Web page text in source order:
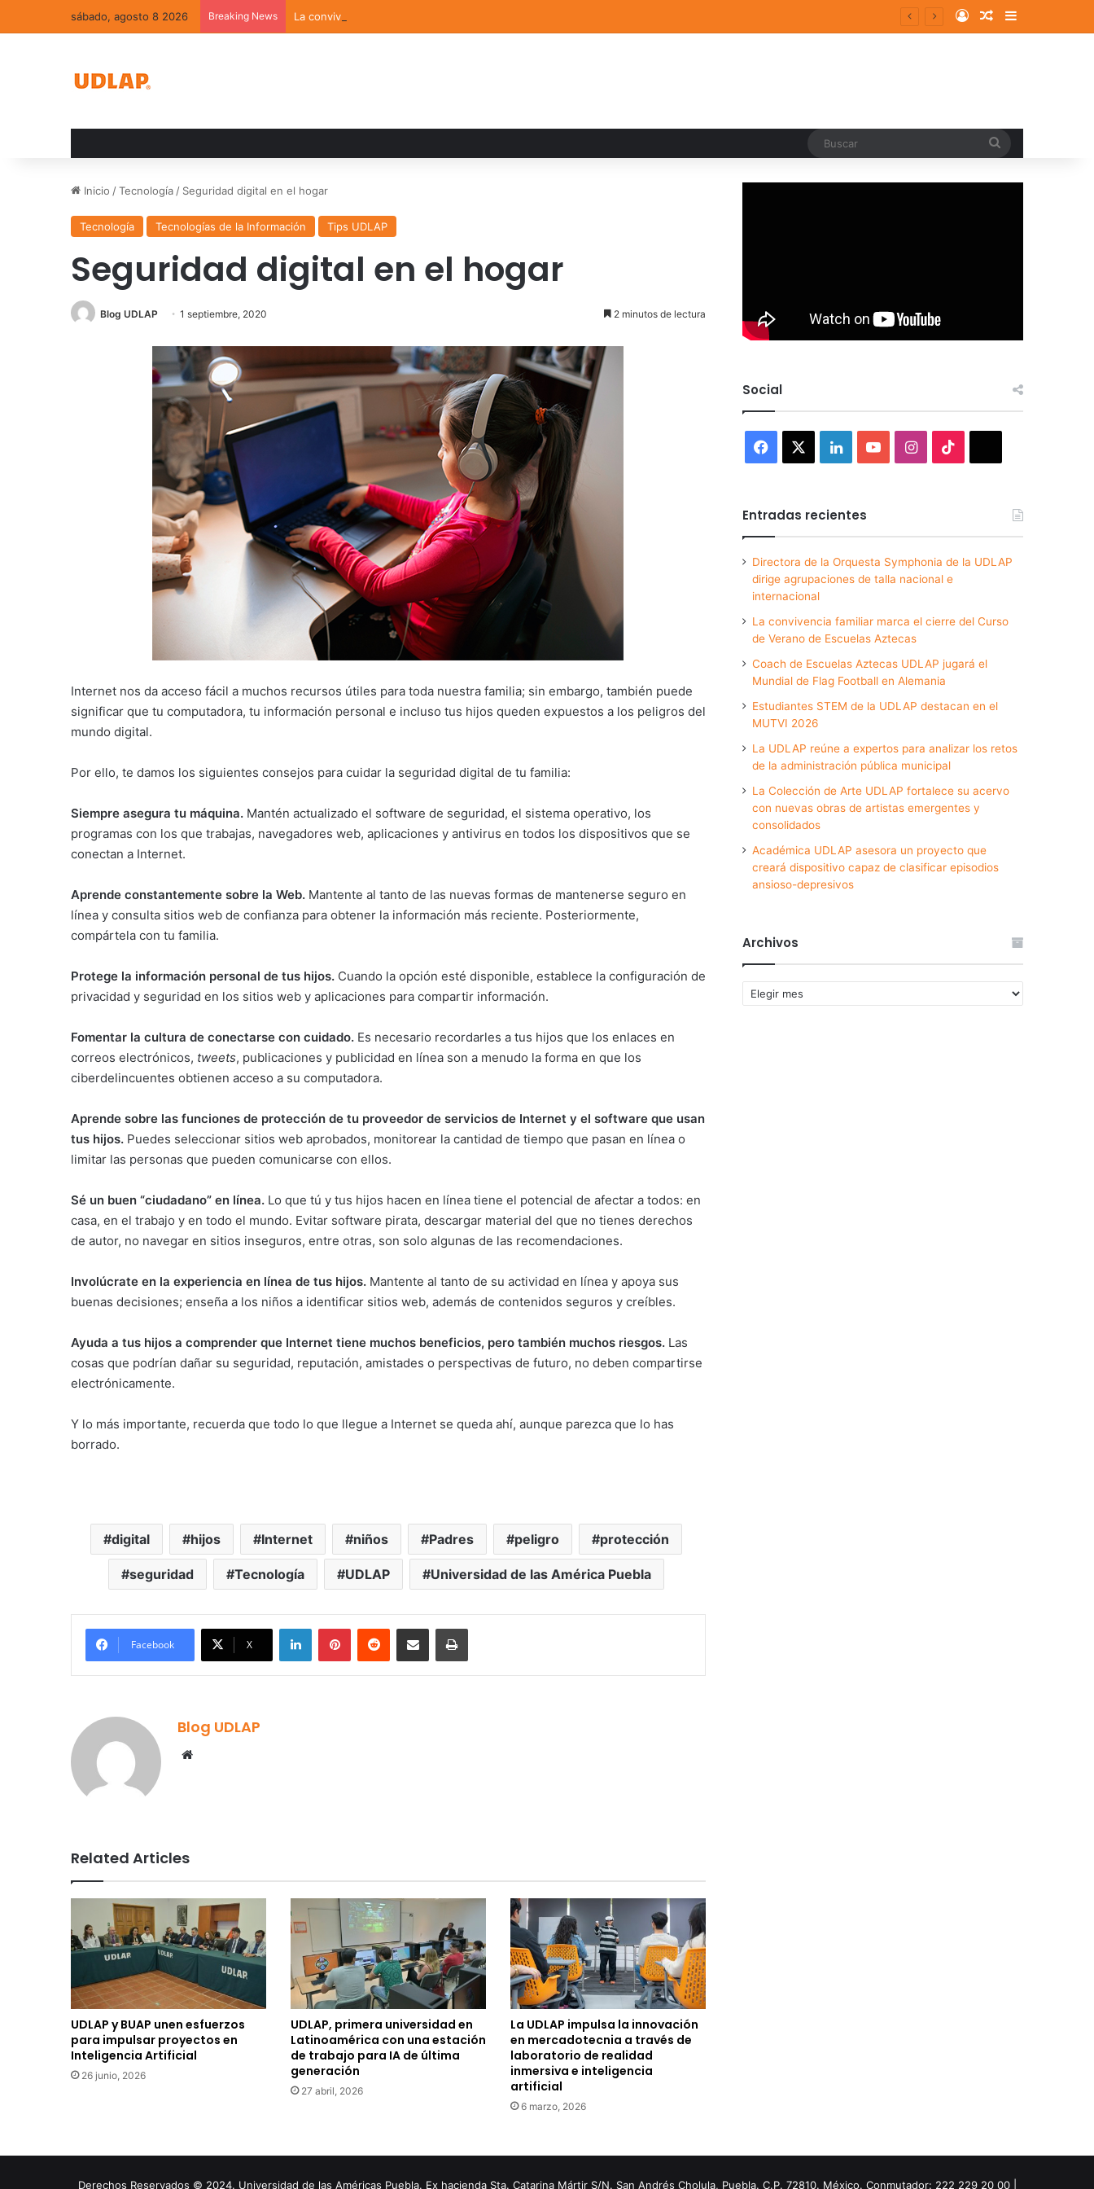
sábado, agosto 8 2026 Breaking News La convivencia familiar marca el cierre del Curso de Verano de Escuelas Aztecas Log InRandom Article
Sidebar
Inicio /Tecnología / Seguridad digital en el hogar
Tecnología Tecnologías de la Información Tips UDLAP
Seguridad digital en el hogar
Blog UDLAP 1 septiembre, 2020 2 minutos de lectura
Internet nos da acceso fácil a muchos recursos útiles para toda nuestra familia; sin embargo, también puede
significar que tu computadora, tu información personal e incluso tus hijos queden expuestos a los peligros del
mundo digital.
Por ello, te damos los siguientes consejos para cuidar la seguridad digital de tu familia:
Siempre asegura tu máquina. Mantén actualizado el software de seguridad, el sistema operativo, los
programas con los que trabajas, navegadores web, aplicaciones y antivirus en todos los dispositivos que se
conectan a Internet.
Aprende constantemente sobre la Web. Mantente al tanto de las nuevas formas de mantenerse seguro en
línea y consulta sitios web de confianza para obtener la información más reciente. Posteriormente,
compártela con tu familia.
Protege la información personal de tus hijos. Cuando la opción esté disponible, establece la configuración de
privacidad y seguridad en los sitios web y aplicaciones para compartir información.
Fomentar la cultura de conectarse con cuidado. Es necesario recordarles a tus hijos que los enlaces en
correos electrónicos, tweets, publicaciones y publicidad en línea son a menudo la forma en que los
ciberdelincuentes obtienen acceso a su computadora.
Aprende sobre las funciones de protección de tu proveedor de servicios de Internet y el software que usan
tus hijos. Puedes seleccionar sitios web aprobados, monitorear la cantidad de tiempo que pasan en línea o
limitar las personas que pueden comunicarse con ellos.
Sé un buen “ciudadano” en línea. Lo que tú y tus hijos hacen en línea tiene el potencial de afectar a todos: en
casa, en el trabajo y en todo el mundo. Evitar software pirata, descargar material del que no tienes derechos
de autor, no navegar en sitios inseguros, entre otras, son solo algunas de las recomendaciones.
Involúcrate en la experiencia en línea de tus hijos. Mantente al tanto de su actividad en línea y apoya sus
buenas decisiones; enseña a los niños a identificar sitios web, además de contenidos seguros y creíbles.
Ayuda a tus hijos a comprender que Internet tiene muchos beneficios, pero también muchos riesgos. Las
cosas que podrían dañar su seguridad, reputación, amistades o perspectivas de futuro, no deben compartirse
electrónicamente.
Y lo más importante, recuerda que todo lo que llegue a Internet se queda ahí, aunque parezca que lo has
borrado.
digital hijos Internet niños Padres peligro protección
seguridad Tecnología UDLAP Universidad de las América Puebla
Facebook X
LinkedInPinterestReddit Share via Email Print
Blog UDLAP
Related Articles
UDLAP y BUAP unen esfuerzos
para impulsar proyectos en
Inteligencia Artificial
26 junio, 2026
UDLAP, primera universidad en
Latinoamérica con una estación
de trabajo para IA de última
generación
27 abril, 2026
La UDLAP impulsa la innovación
en mercadotecnia a través de
laboratorio de realidad
inmersiva e inteligencia
artificial
6 marzo, 2026
Social
Facebook LinkedInYouTubeInstagram
Entradas recientes
Directora de la Orquesta Symphonia de la UDLAP
dirige agrupaciones de talla nacional e
internacional
La convivencia familiar marca el cierre del Curso
de Verano de Escuelas Aztecas
Coach de Escuelas Aztecas UDLAP jugará el
Mundial de Flag Football en Alemania
Estudiantes STEM de la UDLAP destacan en el
MUTVI 2026
La UDLAP reúne a expertos para analizar los retos
de la administración pública municipal
La Colección de Arte UDLAP fortalece su acervo
con nuevas obras de artistas emergentes y
consolidados
Académica UDLAP asesora un proyecto que
creará dispositivo capaz de clasificar episodios
ansioso-depresivos
Archivos
Archivos
Derechos Reservados © 2024. Universidad de las Américas Puebla. Ex hacienda Sta. Catarina Mártir S/N. San Andrés Cholula, Puebla. C.P. 72810. México. Conmutador: 222 229 20 00 |